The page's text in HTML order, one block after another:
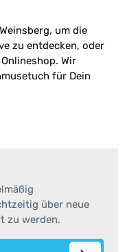
um die
zu entdecken, oder
Wir
für Dein
über neue
zu werden.